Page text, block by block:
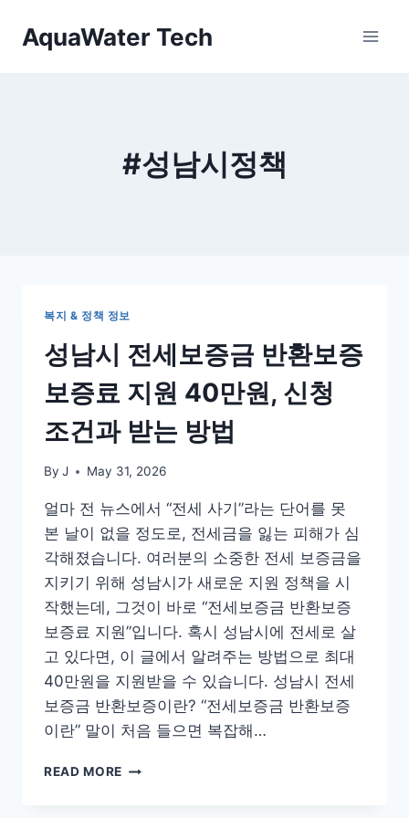
AquaWater Tech
#성남시정책
복지 & 정책 정보
성남시 전세보증금 반환보증
보증료 지원 40만원, 신청
조건과 받는 방법
By J May 31, 2026
얼마 전 뉴스에서 “전세 사기”라는 단어를 못
본 날이 없을 정도로, 전세금을 잃는 피해가 심
각해졌습니다. 여러분의 소중한 전세 보증금을
지키기 위해 성남시가 새로운 지원 정책을 시
작했는데, 그것이 바로 “전세보증금 반환보증
보증료 지원”입니다. 혹시 성남시에 전세로 살
고 있다면, 이 글에서 알려주는 방법으로 최대
40만원을 지원받을 수 있습니다. 성남시 전세
보증금 반환보증이란? “전세보증금 반환보증
이란” 말이 처음 들으면 복잡해…
READ MORE 성